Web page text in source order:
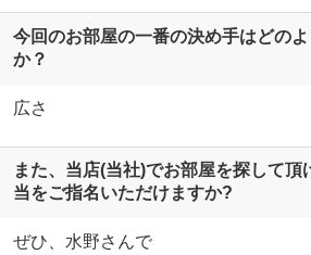
今回のお部屋の一番の決め手はどの
か？
広さ
また、当店(当社)でお部屋を探して頂
当をご指名いただけますか?
ぜひ、水野さんで